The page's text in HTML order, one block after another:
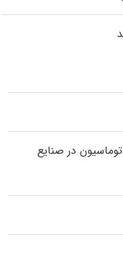
در صنایع